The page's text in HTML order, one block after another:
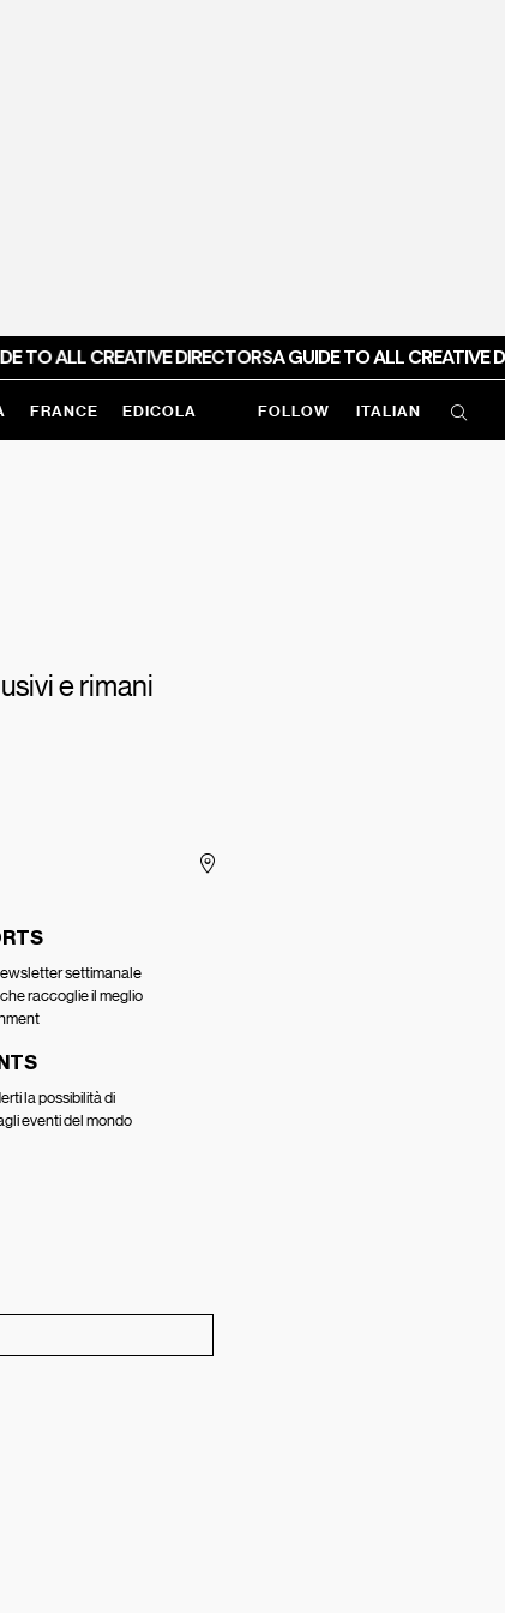
TO ALL CREATIVE DIRECTORSA GUIDE TO ALL CREATIVE
FRANCE EDICOLA FOLLOW ITALIAN
e rimani
settimanale
raccoglie il meglio
la possibilità di
eventi del mondo